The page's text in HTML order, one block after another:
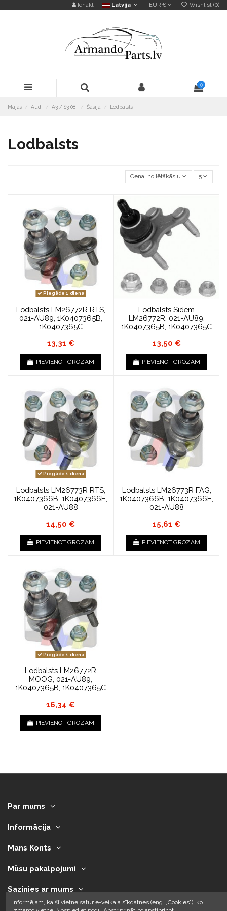
Ienākt Latvija EUR € Wishlist (0)
0
Mājas Audi A3 / S3 08- Šasija Lodbalsts
Lodbalsts
Cena, no lētākās uz dārgāko
5
Piegāde 1 diena
Lodbalsts LM26772R RTS,
021-AU89, 1K0407365B,
1K0407365C
13,31 €
PIEVIENOT GROZAM
Lodbalsts Sidem
LM26772R, 021-AU89,
1K0407365B, 1K0407365C
13,50 €
PIEVIENOT GROZAM
Piegāde 1 diena
Lodbalsts LM26773R RTS,
1K0407366B, 1K0407366E,
021-AU88
14,50 €
PIEVIENOT GROZAM
Lodbalsts LM26773R FAG,
1K0407366B, 1K0407366E,
021-AU88
15,61 €
PIEVIENOT GROZAM
Piegāde 1 diena
Lodbalsts LM26772R
MOOG, 021-AU89,
1K0407365B, 1K0407365C
16,34 €
PIEVIENOT GROZAM
Par mums
Informācija
Mans Konts
Mūsu pakalpojumi
Sazinies ar mums
Informējam, ka šī vietne satur e-veikala sīkdatnes (eng. „Cookies”), ko